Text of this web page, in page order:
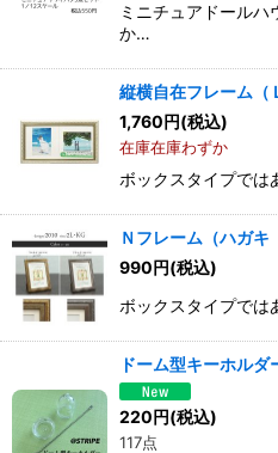
ミニチュアドール
か…
縦横自在フレーム（
1,760円(税込)
在庫在庫わずか
ボックスタイプで
Ｎフレーム（ハガキ
990円(税込)
ボックスタイプで
ドーム型キーホルダ
220円(税込)
117点